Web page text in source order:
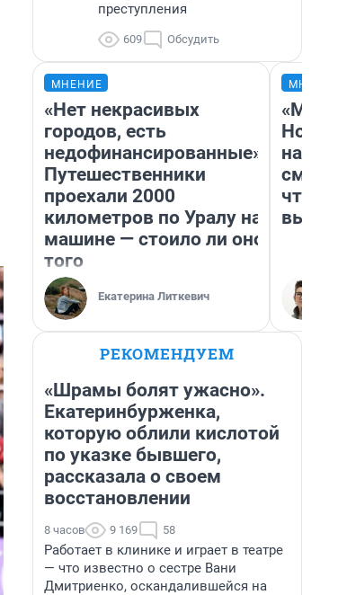
преступления
609 Обсудить
МНЕНИЕ
«Нет некрасивых
городов, есть
недофинансированные».
Путешественники
проехали 2000
километров по Уралу на
машине — стоило ли оно
того
Екатерина Литкевич
«Мы
РЕКОМЕНДУЕМ
«Шрамы болят ужасно».
Екатеринбурженка,
которую облили кислотой
по указке бывшего,
рассказала о своем
восстановлении
8 часов 9 169 58
Работает в клинике и играет в театре
— что известно о сестре Вани
Дмитриенко, оскандалившейся на